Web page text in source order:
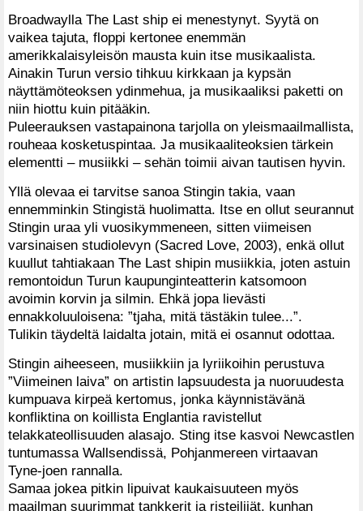
Broadwaylla The Last ship ei menestynyt. Syytä on
vaikea tajuta, floppi kertonee enemmän
amerikkalaisyleisön mausta kuin itse musikaalista.
Ainakin Turun versio tihkuu kirkkaan ja kypsän
näyttämöteoksen ydinmehua, ja musikaaliksi paketti on
niin hiottu kuin pitääkin.
Puleerauksen vastapainona tarjolla on yleismaailmallista,
rouheaa kosketuspintaa. Ja musikaaliteoksien tärkein
elementti – musiikki – sehän toimii aivan tautisen hyvin.
Yllä olevaa ei tarvitse sanoa Stingin takia, vaan
ennemminkin Stingistä huolimatta. Itse en ollut seurannut
Stingin uraa yli vuosikymmeneen, sitten viimeisen
varsinaisen studiolevyn (Sacred Love, 2003), enkä ollut
kuullut tahtiakaan The Last shipin musiikkia, joten astuin
remontoidun Turun kaupunginteatterin katsomoon
avoimin korvin ja silmin. Ehkä jopa lievästi
ennakkoluuloisena: ”tjaha, mitä tästäkin tulee...”.
Tulikin täydeltä laidalta jotain, mitä ei osannut odottaa.
Stingin aiheeseen, musiikkiin ja lyriikoihin perustuva
”Viimeinen laiva” on artistin lapsuudesta ja nuoruudesta
kumpuava kirpeä kertomus, jonka käynnistävänä
konfliktina on koillista Englantia ravistellut
telakkateollisuuden alasajo. Sting itse kasvoi Newcastlen
tuntumassa Wallsendissä, Pohjanmereen virtaavan
Tyne-joen rannalla.
Samaa jokea pitkin lipuivat kaukaisuuteen myös
maailman suurimmat tankkerit ja risteilijät, kunhan